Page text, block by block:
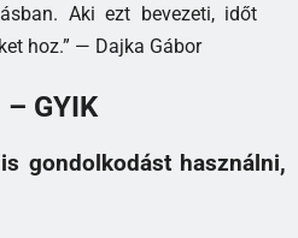
Aki ezt bevezeti, időt
hoz.” — Dajka Gábor
GYIK
gondolkodást használni,